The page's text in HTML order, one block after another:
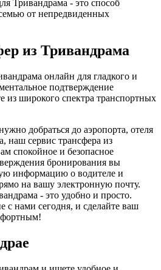
Тривандрама - это способ
от непредвиденных
из Тривандрама
онлайн для гладкого и
подтверждение
из широкого спектра транспортных
добраться до аэропорта, отеля
наш сервис трансфера из
спокойное и безопасное
бронирования вы
информацию о водителе и
на вашу электронную почту.
- это удобно и просто.
с нами сегодня, и сделайте ваш